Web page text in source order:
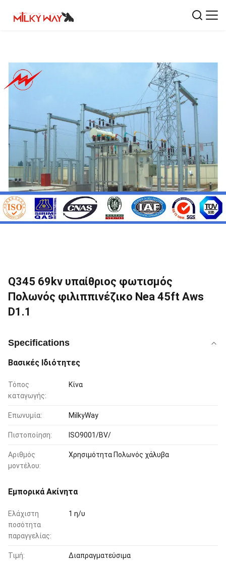
Q345 69kv υπαίθριος φωτισμός
Πολωνός φιλιππινέζικο Nea 45ft Aws
D1.1
Specifications
Βασικές Ιδιότητες
Τόπος
καταγωγής:
Κίνα
Επωνυμία: MilkyWay
Πιστοποίηση: ISO9001/BV/
Αριθμός
μοντέλου:
Χρησιμότητα Πολωνός χάλυβα
Εμπορικά Ακίνητα
Ελάχιστη
ποσότητα
παραγγελίας:
1 η/υ
Τιμή: Διαπραγματεύσιμα